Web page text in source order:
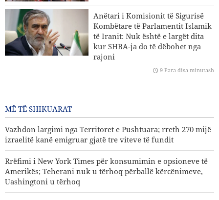
Personaliteti i njohur mediatik amerikan: Trumpi meriton
një shuplakë të fortë në fytyrë
Mbi 22 milionë vizitorë morën pjesë në ceremoninë e
Arba'init
Anëtari i Komisionit të Sigurisë
Kombëtare të Parlamentit Islamik
të Iranit: Nuk është e largët dita
kur SHBA-ja do të dëbohet nga
rajoni
9 Para disa minutash
Kampionatin e Azisë Qendrore
12 Para disa minutash
MË TË SHIKUARAT
Vazhdon largimi nga Territoret e Pushtuara; rreth 270 mijë
izraelitë kanë emigruar gjatë tre viteve të fundit
Rrëfimi i New York Times për konsumimin e opsioneve të
Amerikës; Teherani nuk u tërhoq përballë kërcënimeve,
Uashingtoni u tërhoq